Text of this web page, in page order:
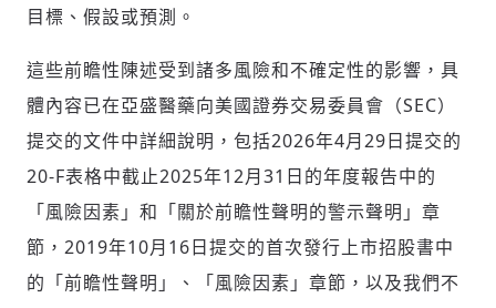
目標、假設或預測。
這些前瞻性陳述受到諸多風險和不確定性的影響，具
體內容已在亞盛醫藥向美國證券交易委員會（SEC）
提交的文件中詳細說明，包括2026年4月29日提交的
20-F表格中截止2025年12月31日的年度報告中的
「風險因素」和「關於前瞻性聲明的警示聲明」章
節，2019年10月16日提交的首次發行上市招股書中
的「前瞻性聲明」、「風險因素」章節，以及我們不